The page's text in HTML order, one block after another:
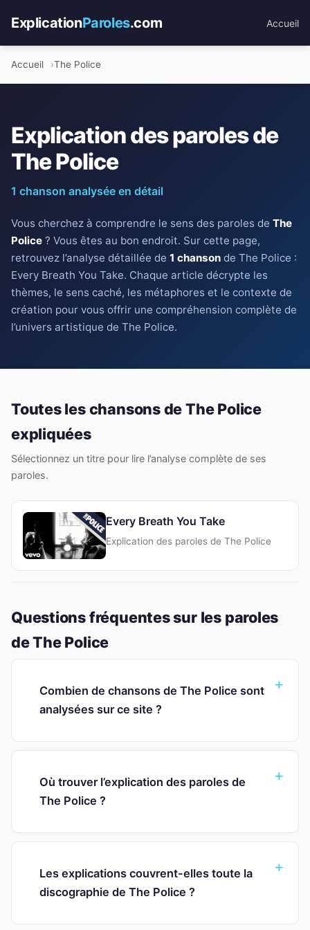
ExplicationParoles.com Accueil
Accueil The Police
Explication des paroles de
The Police
1 chanson analysée en détail
Vous cherchez à comprendre le sens des paroles de The
Police ? Vous êtes au bon endroit. Sur cette page,
retrouvez l’analyse détaillée de 1 chanson de The Police :
Every Breath You Take. Chaque article décrypte les
thèmes, le sens caché, les métaphores et le contexte de
création pour vous offrir une compréhension complète de
l’univers artistique de The Police.
Toutes les chansons de The Police
expliquées
Sélectionnez un titre pour lire l’analyse complète de ses
paroles.
Every Breath You Take
Explication des paroles de The Police
Questions fréquentes sur les paroles
de The Police
Combien de chansons de The Police sont
analysées sur ce site ?
Où trouver l’explication des paroles de
The Police ?
Les explications couvrent-elles toute la
discographie de The Police ?